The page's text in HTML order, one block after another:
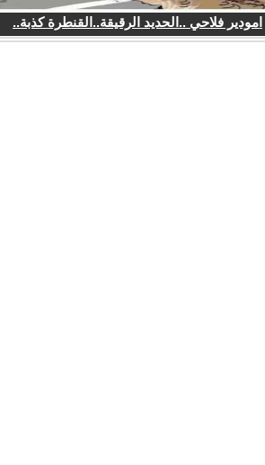
امودير فلاحي ..الحديد الرقيقة..القنطرة كذبة..